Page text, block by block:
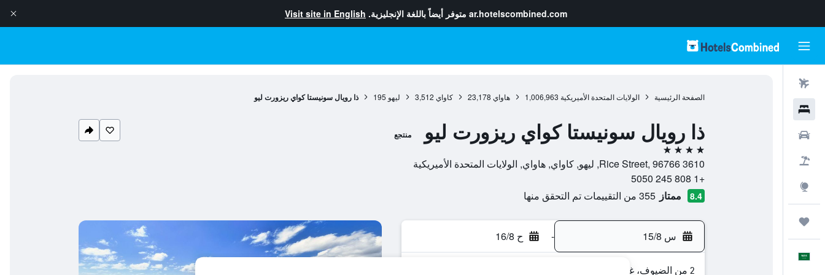
ar.hotelscombined.com متوفر أيضاً باللغة الإنجليزية. Visit site in English
الصفحة الرئيسية الولايات المتحدة الأميريكية 1,006,963 هاواي 23,178 كاواي 3,512 ليهو 195 ذا رويال سونيستا كواي ريزورت ليو
ذا رويال سونيستا كواي ريزورت ليو منتجع
4 نجوم
3610 Rice Street, 96766, ليهو, كاواي, هاواي, الولايات المتحدة الأميريكية
+1 808 245 5050
8.4 ممتاز 355 من التقييمات تم التحقق منها
س 15/8 - ح 16/8
2 من الضيوف، غرفة واحدة